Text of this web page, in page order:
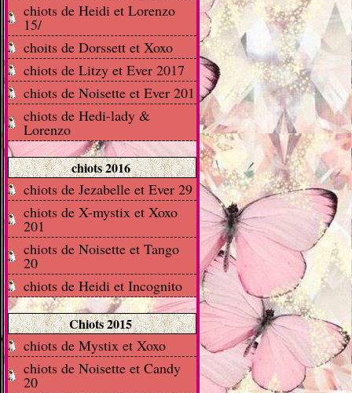
chiots de Heidi et Lorenzo
15/
choits de Dorssett et Xoxo
chiots de Litzy et Ever 2017
chiots de Noisette et Ever 201
chiots de Hedi-lady &
Lorenzo
chiots 2016
chiots de Jezabelle et Ever 29
chiots de X-mystix et Xoxo
201
chiots de Noisette et Tango
20
chiots de Heidi et Incognito
Chiots 2015
chiots de Mystix et Xoxo
chiots de Noisette et Candy
20